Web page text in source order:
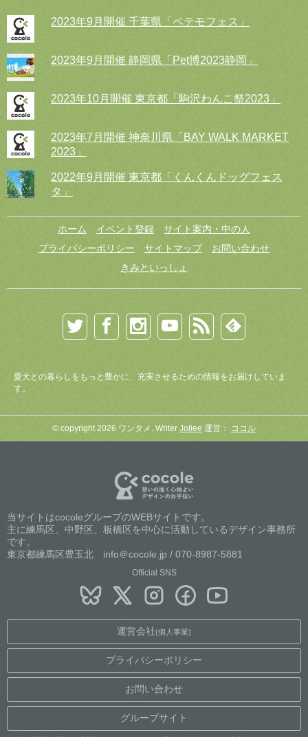
2023年9月開催 千葉県「ペテモフェス」
2023年9月開催 静岡県「Pet博2023静岡」
2023年10月開催 東京都「駒沢わんこ祭2023」
2023年7月開催 神奈川県「BAY WALK MARKET
2023」
2022年9月開催 東京都「くんくんドッグフェス
タ」
ホーム イベント登録
サイト案内・中の人
プライバシーポリシー
サイトマップ
お問い合わせ
きみといっしょ
愛犬との暮らしをもっと豊かに、充実させるための情報をお届けしていま
す。
© copyright 2026 ワンタメ. Writer Joliee 運営： ココル
当サイトはcocoleグループのWEBサイトです。
主に練馬区、中野区、板橋区を中心に活動しているデザイン事務所
です。
東京都練馬区豊玉北 info＠cocole.jp / 070-8987-5881
Official SNS
運営会社(個人事業)
プライバシーポリシー
お問い合わせ
グループサイト